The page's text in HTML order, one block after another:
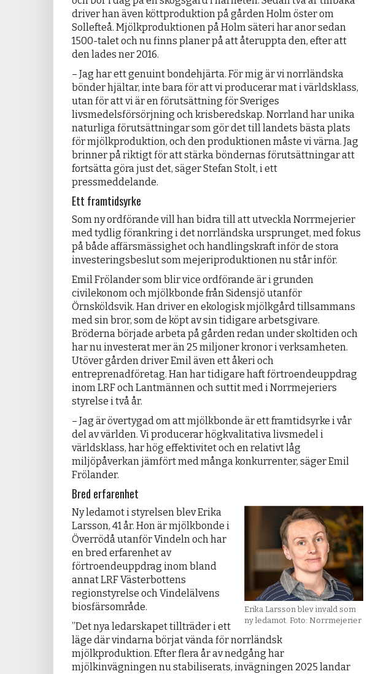
driver han även köttproduktion på gården Holm öster om
Sollefteå. Mjölkproduktionen på Holm säteri har anor sedan
1500-talet och nu finns planer på att återuppta den, efter att
den lades ner 2016.
– Jag har ett genuint bondehjärta. För mig är vi norrländska
bönder hjältar, inte bara för att vi producerar mat i världsklass,
utan för att vi är en förutsättning för Sveriges
livsmedelsförsörjning och krisberedskap. Norrland har unika
naturliga förutsättningar som gör det till landets bästa plats
för mjölkproduktion, och den produktionen måste vi värna. Jag
brinner på riktigt för att stärka böndernas förutsättningar att
fortsätta göra just det, säger Stefan Stolt, i ett
pressmeddelande.
Ett framtidsyrke
Som ny ordförande vill han bidra till att utveckla Norrmejerier
med tydlig förankring i det norrländska ursprunget, med fokus
på både affärsmässighet och handlingskraft inför de stora
investeringsbeslut som mejeriproduktionen nu står inför.
Emil Frölander som blir vice ordförande är i grunden
civilekonom och mjölkbonde från Sidensjö utanför
Örnsköldsvik. Han driver en ekologisk mjölkgård tillsammans
med sin bror, som de köpt av sin tidigare arbetsgivare.
Bröderna började arbeta på gården redan under skoltiden och
har nu investerat mer än 25 miljoner kronor i verksamheten.
Utöver gården driver Emil även ett åkeri och
entreprenadföretag. Han har tidigare haft förtroendeuppdrag
inom LRF och Lantmännen och suttit med i Norrmejeriers
styrelse i två år.
– Jag är övertygad om att mjölkbonde är ett framtidsyrke i vår
del av världen. Vi producerar högkvalitativa livsmedel i
världsklass, har hög effektivitet och en relativt låg
miljöpåverkan jämfört med många konkurrenter, säger Emil
Frölander.
Bred erfarenhet
Erika Larsson blev invald som
ny ledamot. Foto: Norrmejerier
Ny ledamot i styrelsen blev Erika
Larsson, 41 år. Hon är mjölkbonde i
Överrödå utanför Vindeln och har
en bred erfarenhet av
förtroendeuppdrag inom bland
annat LRF Västerbottens
regionstyrelse och Vindelälvens
biosfärsområde.
”Det nya ledarskapet tillträder i ett
läge där vindarna börjat vända för norrländsk
mjölkproduktion. Efter flera år av nedgång har
mjölkinvägningen nu stabiliserats, invägningen 2025 landar